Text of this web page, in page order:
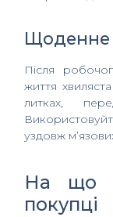
Щоденне
Після
життя
литках,
уздовж
На що
покупці